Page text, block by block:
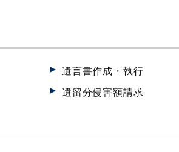
遺言書作成・執行
遺留分侵害額請求